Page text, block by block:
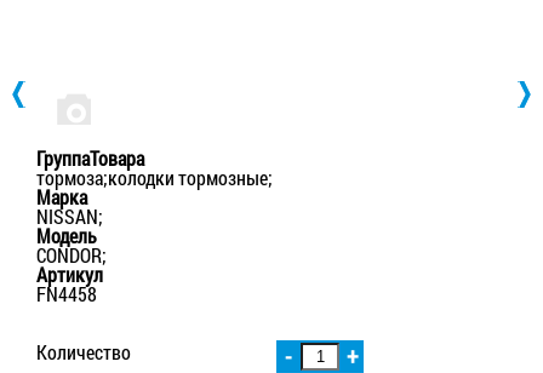
ГруппаТовара
тормоза;колодки тормозные;
Марка
NISSAN;
Модель
CONDOR;
Артикул
FN4458
+
-
Количество